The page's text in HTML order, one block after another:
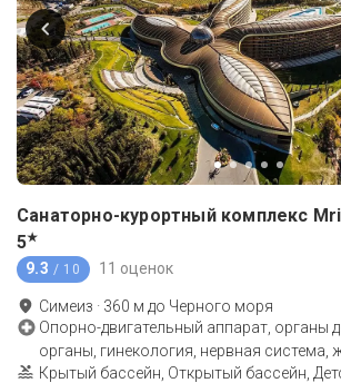
Санаторно-курортный комплекс
5★
9.3 / 10 11 оценок
Симеиз · 360 м до Черного моря
Опорно-двигательный аппарат, органы
органы, гинекология, нервная система,
Крытый бассейн, Открытый бассейн,